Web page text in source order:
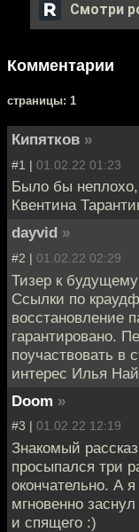
Смотри
Комментарии
cтраницы: 1
Кипятков »
#1 | 01.02.22 01:23
Было бы неплохо,
Квентина
dayvid »
#2 | 01.02.22 02:29
Тизер к
Ссылки по
восстановление
гарантировано.
поучаствовать в
интерес Илья
Doom »
#3 | 01.02.22 12:19
Знакомый
просыпался три
окончательно. А
мгновенно
и спящего :)